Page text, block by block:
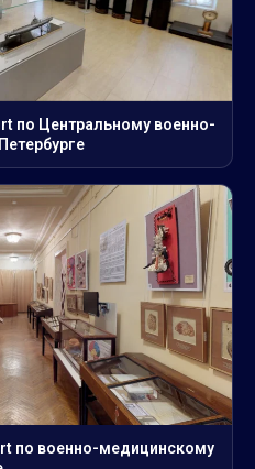
по Центральному военно-
по военно-медицинскому